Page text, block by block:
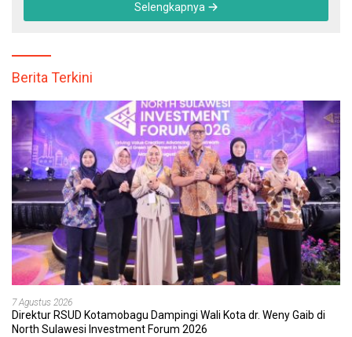
Selengkapnya
Berita Terkini
7 Agustus 2026
Direktur RSUD Kotamobagu Dampingi Wali Kota dr. Weny Gaib di
North Sulawesi Investment Forum 2026